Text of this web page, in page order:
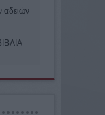
αδειών